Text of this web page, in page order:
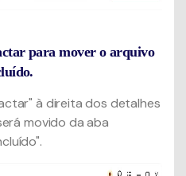
para mover o arquivo
à direita dos detalhes
movido da aba